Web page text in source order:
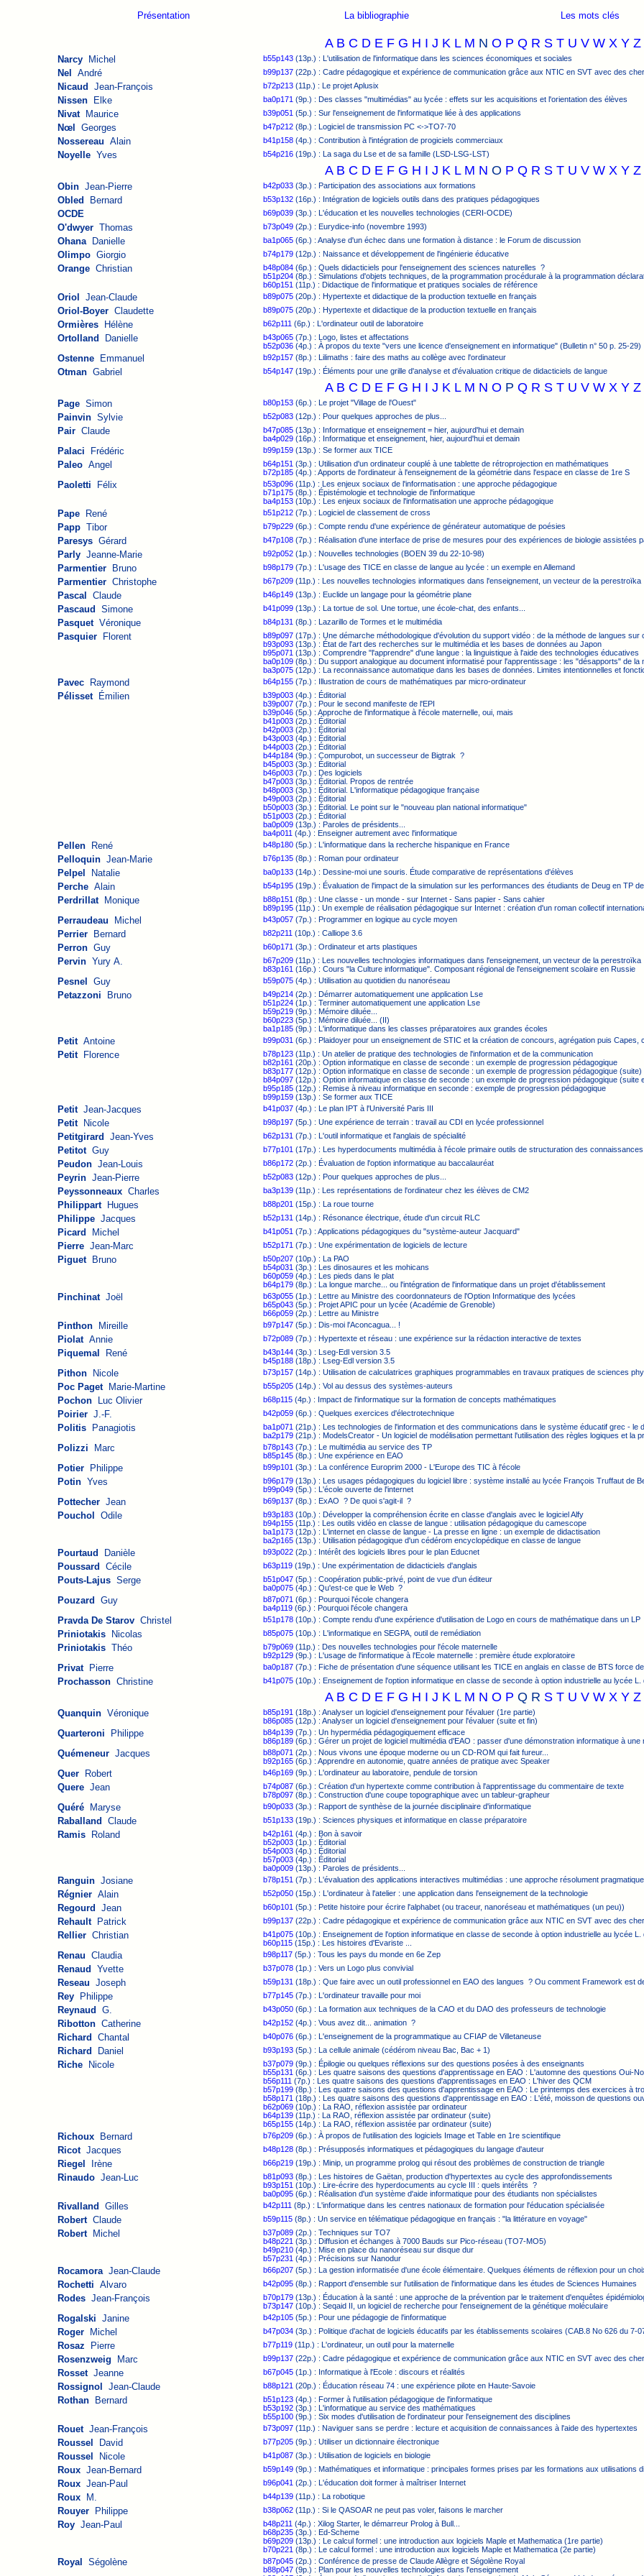
Présentation La bibliographie Les mots clés
A B C D E F G H I J K L M N O P Q R S T U V W X Y Z
NarcyMichel b55p143(13p.) : L'utilisation de l'informatique dans les sciences économiques et sociales
Nel André b99p137(22p.) : Cadre pédagogique et expérience de communication grâce aux NTIC en SVT avec des
Nicaud Jean-François b72p213(11p.) : Le projet Aplusix
NissenElke ba0p171 (9p.) : Des classes "multimédias" au lycée : effets sur les acquisitions et l'orientation des élèves
NivatMaurice b39p051 (5p.) : Sur l'enseignement de l'informatique liée à des applications
Nœl Georges b47p212(8p.) : Logiciel de transmission PC <->TO7-70
Nossereau Alain b41p158(4p.) : Contribution à l'intégration de progiciels commerciaux
NoyelleYves b54p216(19p.) : La saga du Lse et de sa famille (LSD-LSG-LST)
A B C D E F G H I J K L M N O P Q R S T U V W X Y Z
ObinJean-Pierre b42p033(3p.) : Participation des associations aux formations
Obled Bernard b53p132(16p.) : Intégration de logiciels outils dans des pratiques pédagogiques
OCDE b69p039(3p.) : L'éducation et les nouvelles technologies (CERI-OCDE)
O'dwyerThomas b73p049(2p.) : Eurydice-info (novembre 1993)
OhanaDanielle ba1p065(6p.) : Analyse d'un échec dans une formation à distance : le Forum de discussion
OlimpoGiorgio b74p179(12p.) : Naissance et développement de l'ingénierie éducative
OrangeChristian b48p084(6p.) : Quels didacticiels pour l'enseignement des sciences naturelles ?
b51p204(8p.) : Simulations d'objets techniques, de la programmation procédurale à la programmation
b60p151 (11p.) : Didactique de l'informatique et pratiques sociales de référence
Oriol Jean-Claude b89p075(20p.) : Hypertexte et didactique de la production textuelle en français
Oriol-BoyerClaudette b89p075(20p.) : Hypertexte et didactique de la production textuelle en français
OrmièresHélène b62p111 (6p.) : L'ordinateur outil de laboratoire
Ortolland Danielle b43p065(7p.) : Logo, listes et affectations
b52p036(4p.) : À propos du texte "vers une licence d'enseignement en informatique" (Bulletin n° 50 p. 25-29)
OstenneEmmanuel b92p157(8p.) : Lilimaths : faire des maths au collège avec l'ordinateur
OtmanGabriel b54p147(19p.) : Éléments pour une grille d'analyse et d'évaluation critique de didacticiels de langue
A B C D E F G H I J K L M N O P Q R S T U V W X Y Z
PageSimon b80p153(6p.) : Le projet "Village de l'Ouest"
PainvinSylvie b52p083(12p.) : Pour quelques approches de plus...
PairClaude b47p085(13p.) : Informatique et enseignement = hier, aujourd'hui et demain
ba4p029(16p.) : Informatique et enseignement, hier, aujourd'hui et demain
Palaci Frédéric b99p159(13p.) : Se former aux TICE
PaleoAngel b64p151 (3p.) : Utilisation d'un ordinateur couplé à une tablette de rétroprojection en mathématiques
b72p185(4p.) : Apports de l'ordinateur à l'enseignement de la géométrie dans l'espace en classe de 1re S
Paoletti Félix b53p096(11p.) : Les enjeux sociaux de l'informatisation : une approche pédagogique
b71p175(8p.) : Épistémologie et technologie de l'informatique
ba4p153(10p.) : Les enjeux sociaux de l'informatisation une approche pédagogique
PapeRené b51p212(7p.) : Logiciel de classement de cross
PappTibor b79p229(6p.) : Compte rendu d'une expérience de générateur automatique de poésies
ParesysGérard b47p108(7p.) : Réalisation d'une interface de prise de mesures pour des expériences de biologie assistées
ParlyJeanne-Marie b92p052(1p.) : Nouvelles technologies (BOEN 39 du 22-10-98)
ParmentierBruno b98p179(7p.) : L'usage des TICE en classe de langue au lycée : un exemple en Allemand
ParmentierChristophe b67p209(11p.) : Les nouvelles technologies informatiques dans l'enseignement, un vecteur de la perestroïka
Pascal Claude b46p149(13p.) : Euclide un langage pour la géométrie plane
Pascaud Simone b41p099(13p.) : La tortue de sol. Une tortue, une école-chat, des enfants...
PasquetVéronique b84p131 (8p.) : Lazarillo de Tormes et le multimédia
PasquierFlorent b89p097(17p.) : Une démarche méthodologique d'évolution du support vidéo : de la méthode de langues
b93p093(13p.) : État de l'art des recherches sur le multimédia et les bases de données au Japon
b95p071 (13p.) : Comprendre "l'apprendre" d'une langue : la linguistique à l'aide des technologies éducatives
ba0p109(8p.) : Du support analogique au document informatisé pour l'apprentissage : les "désapports" de la
ba3p075(12p.) : La reconnaissance automatique dans les bases de données. Limites intentionnelles et
PavecRaymond b64p155(7p.) : Illustration de cours de mathématiques par micro-ordinateur
PélissetÉmilien b39p003(4p.) : Éditorial
b39p007(7p.) : Pour le second manifeste de l'EPI
b39p046(5p.) : Approche de l'informatique à l'école maternelle, oui, mais
b41p003(2p.) : Éditorial
b42p003(2p.) : Éditorial
b43p003(4p.) : Éditorial
b44p003(2p.) : Éditorial
b44p184(9p.) : Compurobot, un successeur de Bigtrak ?
b45p003(3p.) : Éditorial
b46p003(7p.) : Des logiciels
b47p003(3p.) : Éditorial. Propos de rentrée
b48p003(3p.) : Éditorial. L'informatique pédagogique française
b49p003(2p.) : Éditorial
b50p003(3p.) : Éditorial. Le point sur le "nouveau plan national informatique"
b51p003(2p.) : Éditorial
ba0p009(13p.) : Paroles de présidents...
ba4p011 (4p.) : Enseigner autrement avec l'informatique
PellenRené b48p180(5p.) : L'informatique dans la recherche hispanique en France
PelloquinJean-Marie b76p135(8p.) : Roman pour ordinateur
Pelpel Natalie ba0p133(14p.) : Dessine-moi une souris. Étude comparative de représentations d'élèves
PercheAlain b54p195(19p.) : Évaluation de l'impact de la simulation sur les performances des étudiants de Deug en TP
PerdrillatMonique b88p151 (8p.) : Une classe - un monde - sur Internet - Sans papier - Sans cahier
b89p195(11p.) : Un exemple de réalisation pédagogique sur Internet : création d'un roman collectif
Perraudeau Michel b43p057(7p.) : Programmer en logique au cycle moyen
PerrierBernard b82p211 (10p.) : Calliope 3.6
PerronGuy b60p171 (3p.) : Ordinateur et arts plastiques
PervinYury A. b67p209(11p.) : Les nouvelles technologies informatiques dans l'enseignement, un vecteur de la perestroïka
b83p161 (16p.) : Cours "la Culture informatique". Composant régional de l'enseignement scolaire en Russie
Pesnel Guy b59p075(4p.) : Utilisation au quotidien du nanoréseau
Petazzoni Bruno b49p214(2p.) : Démarrer automatiquement une application Lse
b51p224(1p.) : Terminer automatiquement une application Lse
b59p219(9p.) : Mémoire diluée...
b60p223(5p.) : Mémoire diluée... (II)
ba1p185(9p.) : L'informatique dans les classes préparatoires aux grandes écoles
PetitAntoine b99p031 (6p.) : Plaidoyer pour un enseignement de STIC et la création de concours, agrégation puis Capes,
PetitFlorence b78p123(11p.) : Un atelier de pratique des technologies de l'information et de la communication
b82p161 (20p.) : Option informatique en classe de seconde : un exemple de progression pédagogique
b83p177(12p.) : Option informatique en classe de seconde : un exemple de progression pédagogique (suite)
b84p097(12p.) : Option informatique en classe de seconde : un exemple de progression pédagogique (suite
b95p185(12p.) : Remise à niveau informatique en seconde : exemple de progression pédagogique
b99p159(13p.) : Se former aux TICE
PetitJean-Jacques b41p037(4p.) : Le plan IPT à l'Université Paris III
PetitNicole b98p197(5p.) : Une expérience de terrain : travail au CDI en lycée professionnel
Petitgirard Jean-Yves b62p131 (7p.) : L'outil informatique et l'anglais de spécialité
PetitotGuy b77p101 (17p.) : Les hyperdocuments multimédia à l'école primaire outils de structuration des connaissances
PeudonJean-Louis b86p172(2p.) : Évaluation de l'option informatique au baccalauréat
PeyrinJean-Pierre b52p083(12p.) : Pour quelques approches de plus...
PeyssonneauxCharles ba3p139(11p.) : Les représentations de l'ordinateur chez les élèves de CM2
PhilippartHugues b88p201 (15p.) : La roue tourne
PhilippeJacques b52p131 (14p.) : Résonance électrique, étude d'un circuit RLC
Picard Michel b41p051 (7p.) : Applications pédagogiques du "système-auteur Jacquard"
PierreJean-Marc b52p171 (7p.) : Une expérimentation de logiciels de lecture
PiguetBruno b50p207(10p.) : La PAO
b54p031 (3p.) : Les dinosaures et les mohicans
b60p059(4p.) : Les pieds dans le plat
b64p179(8p.) : La longue marche... ou l'intégration de l'informatique dans un projet d'établissement
PinchinatJoël b63p055(1p.) : Lettre au Ministre des coordonnateurs de l'Option Informatique des lycées
b65p043(5p.) : Projet APIC pour un lycée (Académie de Grenoble)
b66p059(2p.) : Lettre au Ministre
PinthonMireille b97p147(5p.) : Dis-moi l'Aconcagua... !
PiolatAnnie b72p089(7p.) : Hypertexte et réseau : une expérience sur la rédaction interactive de textes
Piquemal René b43p144(3p.) : Lseg-Edl version 3.5
b45p188(18p.) : Lseg-Edl version 3.5
PithonNicole b73p157(14p.) : Utilisation de calculatrices graphiques programmables en travaux pratiques de sciences
Poc PagetMarie-Martine b55p205(14p.) : Vol au dessus des systèmes-auteurs
PochonLuc Olivier b68p115(4p.) : Impact de l'informatique sur la formation de concepts mathématiques
PoirierJ.-F. b42p059(6p.) : Quelques exercices d'électrotechnique
PolitisPanagiotis ba1p071 (21p.) : Les technologies de l'information et des communications dans le système éducatif grec - le
ba2p179(21p.) : ModelsCreator - Un logiciel de modélisation permettant l'utilisation des règles logiques et la
Polizzi Marc b78p143(7p.) : Le multimédia au service des TP
b85p145(8p.) : Une expérience en EAO
PotierPhilippe b99p101 (3p.) : La conférence Europrim 2000 - L'Europe des TIC à l'école
PotinYves b96p179(13p.) : Les usages pédagogiques du logiciel libre : système installé au lycée François Truffaut de
b99p049(5p.) : L'école ouverte de l'internet
PottecherJean b69p137(8p.) : ExAO ? De quoi s'agit-il ?
Pouchol Odile b93p183(10p.) : Développer la compréhension écrite en classe d'anglais avec le logiciel Alfy
b94p155(11p.) : Les outils vidéo en classe de langue : utilisation pédagogique du camescope
ba1p173(12p.) : L'internet en classe de langue - La presse en ligne : un exemple de didactisation
ba2p165(13p.) : Utilisation pédagogique d'un cédérom encyclopédique en classe de langue
Pourtaud Danièle b93p022(2p.) : Intérêt des logiciels libres pour le plan Educnet
Poussard Cécile b63p119(19p.) : Une expérimentation de didacticiels d'anglais
Pouts-LajusSerge b51p047(5p.) : Coopération public-privé, point de vue d'un éditeur
ba0p075(4p.) : Qu'est-ce que le Web ?
Pouzard Guy b87p071 (6p.) : Pourquoi l'école changera
ba4p119(6p.) : Pourquoi l'école changera
Pravda De StarovChristel b51p178(10p.) : Compte rendu d'une expérience d'utilisation de Logo en cours de mathématique dans un LP
PriniotakisNicolas b85p075(10p.) : L'informatique en SEGPA, outil de remédiation
PriniotakisThéo b79p069(11p.) : Des nouvelles technologies pour l'école maternelle
b92p129(9p.) : L'usage de l'informatique à l'Ecole maternelle : première étude exploratoire
PrivatPierre ba0p187(7p.) : Fiche de présentation d'une séquence utilisant les TICE en anglais en classe de BTS force
ProchassonChristine b41p075(10p.) : Enseignement de l'option informatique en classe de seconde à option industrielle au lycée L.
A B C D E F G H I J K L M N O P Q R S T U V W X Y Z
QuanquinVéronique b85p191 (18p.) : Analyser un logiciel d'enseignement pour l'évaluer (1re partie)
b86p085(12p.) : Analyser un logiciel d'enseignement pour l'évaluer (suite et fin)
Quarteroni Philippe b84p139(7p.) : Un hypermédia pédagogiquement efficace
b86p189(6p.) : Gérer un projet de logiciel multimédia d'EAO : passer d'une démonstration informatique à une
QuémeneurJacques b88p071 (2p.) : Nous vivons une époque moderne ou un CD-ROM qui fait fureur...
b92p165(6p.) : Apprendre en autonomie, quatre années de pratique avec Speaker
QuerRobert b46p169(9p.) : L'ordinateur au laboratoire, pendule de torsion
QuereJean b74p087(6p.) : Création d'un hypertexte comme contribution à l'apprentissage du commentaire de texte
b78p097(8p.) : Construction d'une coupe topographique avec un tableur-grapheur
QuéréMaryse b90p033(3p.) : Rapport de synthèse de la journée disciplinaire d'informatique
Raballand Claude b51p133(19p.) : Sciences physiques et informatique en classe préparatoire
RamisRoland b42p161 (4p.) : Bon à savoir
b52p003(1p.) : Éditorial
b54p003(4p.) : Éditorial
b57p003(4p.) : Éditorial
ba0p009(13p.) : Paroles de présidents...
RanguinJosiane b78p151 (7p.) : L'évaluation des applications interactives multimédias : une approche résolument pragmatique
RégnierAlain b52p050(15p.) : L'ordinateur à l'atelier : une application dans l'enseignement de la technologie
Regourd Jean b60p101 (5p.) : Petite histoire pour écrire l'alphabet (ou traceur, nanoréseau et mathématiques (un peu))
RehaultPatrick b99p137(22p.) : Cadre pédagogique et expérience de communication grâce aux NTIC en SVT avec des
RellierChristian b41p075(10p.) : Enseignement de l'option informatique en classe de seconde à option industrielle au lycée L.
b60p115(15p.) : Les histoires d'Evariste ...
Renau Claudia b98p117(5p.) : Tous les pays du monde en 6e Zep
Renaud Yvette b37p078(1p.) : Vers un Logo plus convivial
Reseau Joseph b59p131 (18p.) : Que faire avec un outil professionnel en EAO des langues ? Ou comment Framework est
ReyPhilippe b77p145(7p.) : L'ordinateur travaille pour moi
Reynaud G. b43p050(6p.) : La formation aux techniques de la CAO et du DAO des professeurs de technologie
RibottonCatherine b42p152(4p.) : Vous avez dit... animation ?
Richard Chantal b40p076(6p.) : L'enseignement de la programmatique au CFIAP de Villetaneuse
Richard Daniel b93p193(5p.) : La cellule animale (cédérom niveau Bac, Bac + 1)
RicheNicole b37p079(9p.) : Épilogie ou quelques réflexions sur des questions posées à des enseignants
b55p131 (6p.) : Les quatre saisons des questions d'apprentissage en EAO : L'automne des questions Oui-
b56p111 (7p.) : Les quatre saisons des questions d'apprentissages en EAO : L'hiver des QCM
b57p199(8p.) : Les quatre saisons des questions d'apprentissage en EAO : Le printemps des exercices à
b58p171 (18p.) : Les quatre saisons des questions d'apprentissage en EAO : L'été, moisson de questions
b62p069(10p.) : La RAO, réflexion assistée par ordinateur
b64p139(11p.) : La RAO, réflexion assistée par ordinateur (suite)
b65p155(14p.) : La RAO, réflexion assistée par ordinateur (suite)
RichouxBernard b76p209(6p.) : À propos de l'utilisation des logiciels Image et Table en 1re scientifique
RicotJacques b48p128(8p.) : Présupposés informatiques et pédagogiques du langage d'auteur
Riegel Irène b66p219(19p.) : Minip, un programme prolog qui résout des problèmes de construction de triangle
RinaudoJean-Luc b81p093(8p.) : Les histoires de Gaëtan, production d'hypertextes au cycle des approfondissements
b93p151 (10p.) : Lire-écrire des hyperdocuments au cycle III : quels intérêts ?
ba0p095(6p.) : Réalisation d'un système d'aide informatique pour des étudiants non spécialistes
Rivalland Gilles b42p111 (8p.) : L'informatique dans les centres nationaux de formation pour l'éducation spécialisée
RobertClaude b59p115(8p.) : Un service en télématique pédagogique en français : "la littérature en voyage"
RobertMichel b37p089(2p.) : Techniques sur TO7
b48p221 (3p.) : Diffusion et échanges à 7000 Bauds sur Pico-réseau (TO7-MO5)
b49p210(4p.) : Mise en place du nanoréseau sur disque dur
b57p231 (4p.) : Précisions sur Nanodur
RocamoraJean-Claude b66p207(5p.) : La gestion informatisée d'une école élémentaire. Quelques éléments de réflexion pour un
Rochetti Alvaro b42p095(8p.) : Rapport d'ensemble sur l'utilisation de l'informatique dans les études de Sciences Humaines
RodesJean-François b70p179(13p.) : Éducation à la santé : une approche de la prévention par le traitement d'enquêtes
b73p147(10p.) : Seqaid II, un logiciel de recherche pour l'enseignement de la génétique moléculaire
Rogalski Janine b42p105(5p.) : Pour une pédagogie de l'informatique
RogerMichel b47p034(3p.) : Politique d'achat de logiciels éducatifs par les établissements scolaires (CAB.8 No 626 du 7-
Rosaz Pierre b77p119(11p.) : L'ordinateur, un outil pour la maternelle
Rosenzweig Marc b99p137(22p.) : Cadre pédagogique et expérience de communication grâce aux NTIC en SVT avec des
RossetJeanne b67p045(1p.) : Informatique à l'Ecole : discours et réalités
Rossignol Jean-Claude b88p121 (20p.) : Éducation réseau 74 : une expérience pilote en Haute-Savoie
RothanBernard b51p123(4p.) : Former à l'utilisation pédagogique de l'informatique
b53p192(3p.) : L'informatique au service des mathématiques
b55p100(9p.) : Six modes d'utilisation de l'ordinateur pour l'enseignement des disciplines
RouetJean-François b73p097(11p.) : Naviguer sans se perdre : lecture et acquisition de connaissances à l'aide des hypertextes
Roussel David b77p205(9p.) : Utiliser un dictionnaire électronique
Roussel Nicole b41p087(3p.) : Utilisation de logiciels en biologie
RouxJean-Bernard b59p149(9p.) : Mathématiques et informatique : principales formes prises par les formations aux utilisations
RouxJean-Paul b96p041 (2p.) : L'éducation doit former à maîtriser Internet
RouxM. b44p139(11p.) : La robotique
RouyerPhilippe b38p062(11p.) : Si le QASOAR ne peut pas voler, faisons le marcher
RoyJean-Paul b48p211 (4p.) : Xilog Starter, le démarreur Prolog à Bull...
b68p235(3p.) : Ed-Scheme
b69p209(13p.) : Le calcul formel : une introduction aux logiciels Maple et Mathematica (1re partie)
b70p221 (8p.) : Le calcul formel : une introduction aux logiciels Maple et Mathematica (2e partie)
Royal Ségolène b87p045(2p.) : Conférence de presse de Claude Allègre et Ségolène Royal
b88p047(9p.) : Plan pour les nouvelles technologies dans l'enseignement